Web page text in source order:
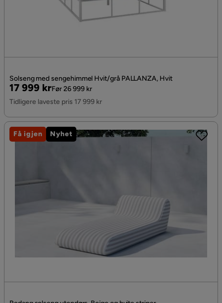
Solseng med sengehimmel Hvit/grå PALLANZA, Hvit
Pris
17 999 kr
Original
Pris
Før 26 999 kr
Tidligere laveste pris 17 999 kr
Få igjen Nyhet